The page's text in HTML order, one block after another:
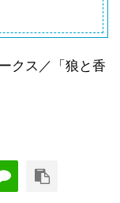
クス／「狼と香